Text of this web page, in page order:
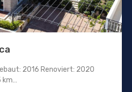
2016 Renoviert: 2020
km…